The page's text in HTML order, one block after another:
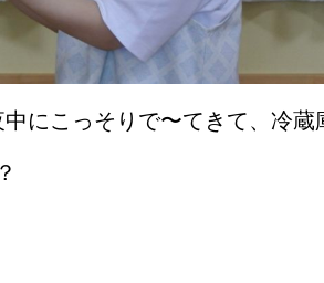
にこっそりで〜てきて、冷蔵